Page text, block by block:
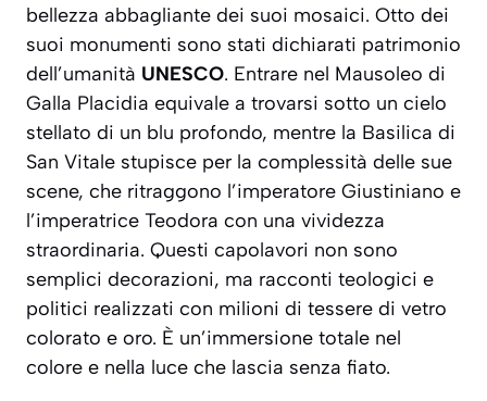
bellezza abbagliante dei suoi mosaici. Otto dei
suoi monumenti sono stati dichiarati patrimonio
dell’umanità UNESCO. Entrare nel Mausoleo di
Galla Placidia equivale a trovarsi sotto un cielo
stellato di un blu profondo, mentre la Basilica di
San Vitale stupisce per la complessità delle sue
scene, che ritraggono l’imperatore Giustiniano e
l’imperatrice Teodora con una vividezza
straordinaria. Questi capolavori non sono
semplici decorazioni, ma racconti teologici e
politici realizzati con milioni di tessere di vetro
colorato e oro. È un’immersione totale nel
colore e nella luce che lascia senza fiato.